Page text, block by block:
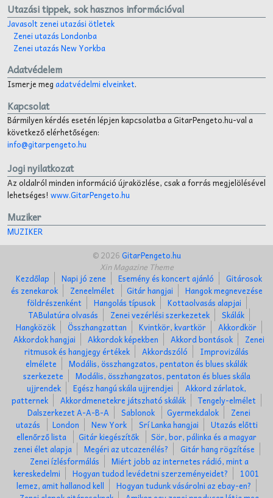
Utazási tippek, sok hasznos információval
Javasolt zenei utazási ötletek
Zenei utazás Londonba
Zenei utazás New Yorkba
Adatvédelem
Ismerje megadatvédelmi elveinket.
Kapcsolat
Bármilyen kérdés esetén lépjen kapcsolatba a GitarPengeto.hu-val a
következő elérhetőségen:
info@gitarpengeto.hu
Jogi nyilatkozat
Az oldalról minden információ újraközlése, csak a forrás megjelölésével
lehetséges! www.GitarPengeto.hu
Muziker
MUZIKER
© 2026GitarPengeto.hu
Xin Magazine Theme
Kezdőlap
Napi jó zene Esemény és koncert ajánló
Gitárosok
és zenekarok
Zeneelmélet Gitár hangjai
Hangok megnevezése
földrészenként
Hangolás típusok
Kottaolvasás alapjai
TABulatúra olvasás
Zenei vezérlési szerkezetek
Skálák
Hangközök
Összhangzattan Kvintkör, kvartkör
Akkordkör
Akkordok hangjai
Akkordok képekben Akkord bontások
Zenei
ritmusok és hangjegy értékek
Akkordszóló
Improvizálás
elmélete
Modális, összhangzatos, pentaton és blues skálák
szerkezete
Modális, összhangzatos, pentaton és blues skála
ujjrendek
Egész hangú skála ujjrendjei
Akkord zárlatok,
patternek
Akkordmenetekre játszható skálák
Tengely-elmélet
Dalszerkezet A-A-B-A
Sablonok Gyermekdalok
Zenei
utazás
London New York Srí Lanka hangjai
Utazás előtti
ellenőrző lista
Gitár kiegészítők
Sör, bor, pálinka és a magyar
zenei élet alapja
Megéri az utcazenélés?
Gitár hang rögzítése
Zenei ízlésformálás
Miért jobb az internetes rádió, mint a
kereskedelmi
Hogyan tudod levédetni szerzeményeidet?
1001
lemez, amit hallanod kell
Hogyan tudunk vásárolni az ebay-en?